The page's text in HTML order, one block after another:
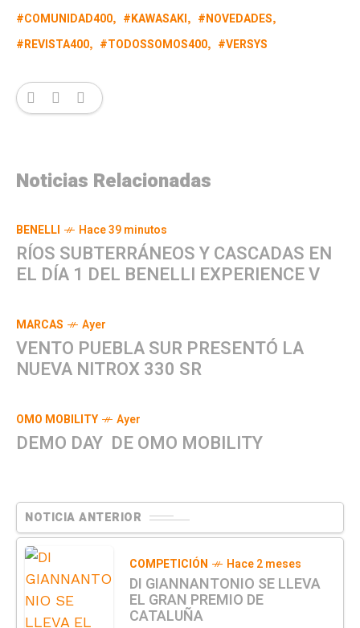
COMUNIDAD400 KAWASAKI
NOVEDADES
REVISTA400
TODOSSOMOS400 VERSYS
Noticias Relacionadas
BENELLI Hace 39 minutos
RÍOS SUBTERRÁNEOS Y CASCADAS EN
EL DÍA 1 DEL BENELLI EXPERIENCE V
MARCAS Ayer
VENTO PUEBLA SUR PRESENTÓ LA
NUEVA NITROX 330 SR
OMO MOBILITY Ayer
DEMO DAY DE OMO MOBILITY
NOTICIA ANTERIOR
COMPETICIÓN Hace 2 meses
DI GIANNANTONIO SE LLEVA
EL GRAN PREMIO DE
CATALUÑA